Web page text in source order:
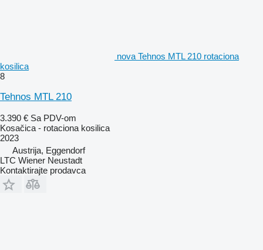
nova Tehnos MTL 210 rotaciona
kosilica
8
Tehnos MTL 210
3.390 € Sa PDV-om
Kosačica - rotaciona kosilica
2023
Austrija, Eggendorf
LTC Wiener Neustadt
Kontaktirajte prodavca